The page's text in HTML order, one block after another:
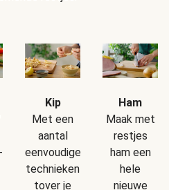
Kip
Met een
aantal
eenvoudige
technieken
tover je
Ham
Maak met
restjes
ham een
hele
nieuwe